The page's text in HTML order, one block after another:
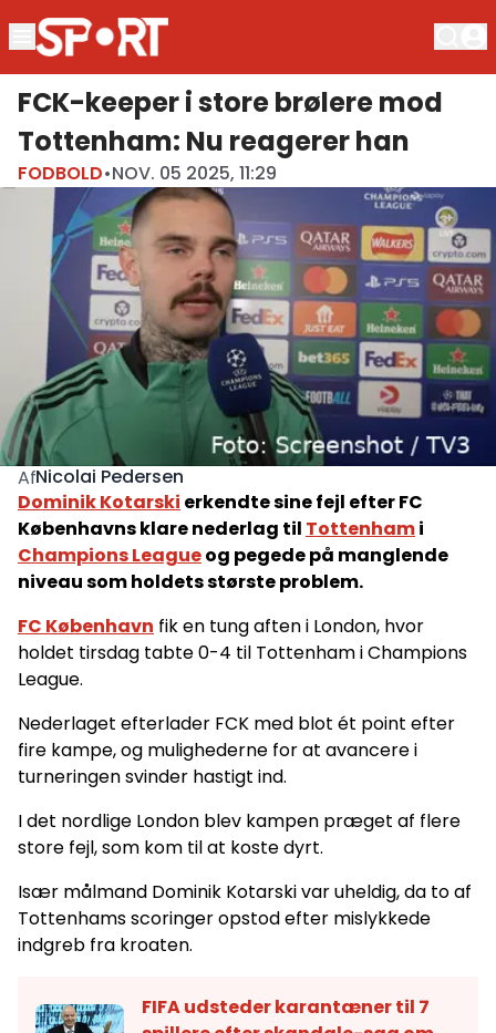
FCK-keeper i store brølere mod
Tottenham: Nu reagerer han
FODBOLD•NOV. 05 2025, 11:29
AfNicolai Pedersen
Dominik Kotarski erkendte sine fejl efter FC
Københavns klare nederlag til Tottenhami
Champions Leagueog pegede på manglende
niveau som holdets største problem.
FC København fik en tung aften i London, hvor
holdet tirsdag tabte 0-4 til Tottenham i Champions
League.
Nederlaget efterlader FCK med blot ét point efter
fire kampe, og mulighederne for at avancere i
turneringen svinder hastigt ind.
I det nordlige London blev kampen præget af flere
store fejl, som kom til at koste dyrt.
Især målmand Dominik Kotarski var uheldig, da to af
Tottenhams scoringer opstod efter mislykkede
indgreb fra kroaten.
FIFA udsteder karantæner til 7